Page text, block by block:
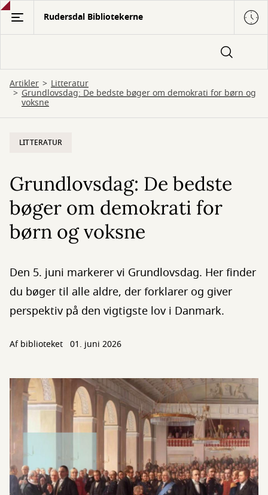
Gå
hovedindhold
Rudersdal Bibliotekerne
Artikler Litteratur
Grundlovsdag: De bedste bøger om demokrati for børn og
voksne
LITTERATUR
Grundlovsdag: De bedste
bøger om demokrati for
børn og voksne
Den 5. juni markerer vi Grundlovsdag. Her finder
du bøger til alle aldre, der forklarer og giver
perspektiv på den vigtigste lov i Danmark.
Af biblioteket 01. juni 2026